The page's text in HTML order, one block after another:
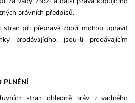
právních předpisů.
stran při přepravě zboží mohou upravit
prodávajícího, jsou-li prodávajícím
PLNĚNÍ
stran ohledně práv z vadného